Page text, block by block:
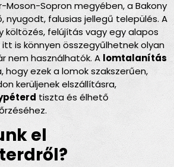
Moson-Sopron megyében, a Bakony
nyugodt, falusias jellegű település. A
költözés, felújítás vagy egy alapos
is könnyen összegyűlhetnek olyan
nem használhatók. A lomtalanítás
hogy ezek a lomok szakszerűen,
kerüljenek elszállításra,
tiszta és élhető
el